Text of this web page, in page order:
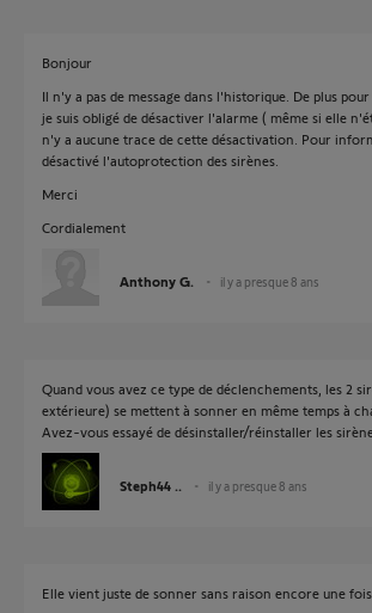
Bonjour
Il n'y a pas de message dans l'historique. De plus
je suis obligé de désactiver l'alarme ( même si elle
n'y a aucune trace de cette désactivation. Pour
désactivé l'autoprotection des sirènes.
Merci
Cordialement
Anthony G. il y a presque 8 ans
Quand vous avez ce type de déclenchements, les 2
extérieure) se mettent à sonner en même temps à
Avez-vous essayé de désinstaller/réinstaller les
Steph44 .. il y a presque 8 ans
Elle vient juste de sonner sans raison encore une fois.